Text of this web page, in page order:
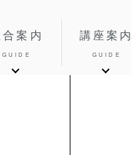
案内
GUIDE
講座案内
GUIDE